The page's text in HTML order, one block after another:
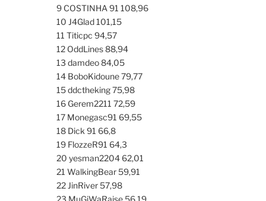
9 COSTINHA 91 108,96
10 J4Glad 101,15
11 Titicpc 94,57
12 OddLines 88,94
13 damdeo 84,05
14 BoboKidoune 79,77
15 ddctheking 75,98
16 Gerem2211 72,59
17 Monegasc91 69,55
18 Dick 91 66,8
19 FlozzeR91 64,3
20 yesman2204 62,01
21 WalkingBear 59,91
22 JinRiver 57,98
23 MuGiWaRaise 56,19